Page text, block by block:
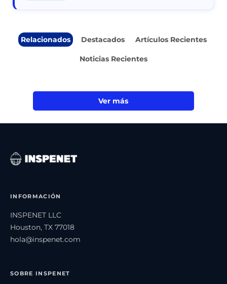
Relacionados Destacados Artículos Recientes
Noticias Recientes
Ver más
INFORMACIÓN
INSPENET LLC
Houston, TX 77018
hola@inspenet.com
SOBRE INSPENET